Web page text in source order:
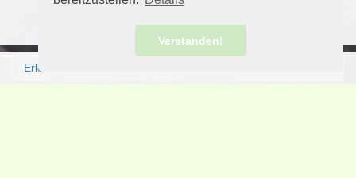
Verstanden!
Erlebnis Norden